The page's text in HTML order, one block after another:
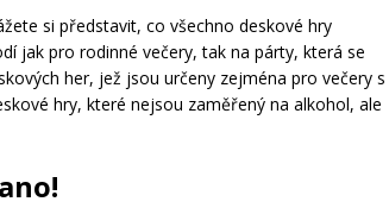
si představit, co všechno deskové hry
jak pro rodinné večery, tak na párty, která se
her, jež jsou určeny zejména pro večery s
hry, které nejsou zaměřený na alkohol, ale